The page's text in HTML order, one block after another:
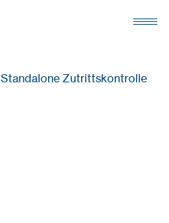
Standalone Zutrittskontrolle